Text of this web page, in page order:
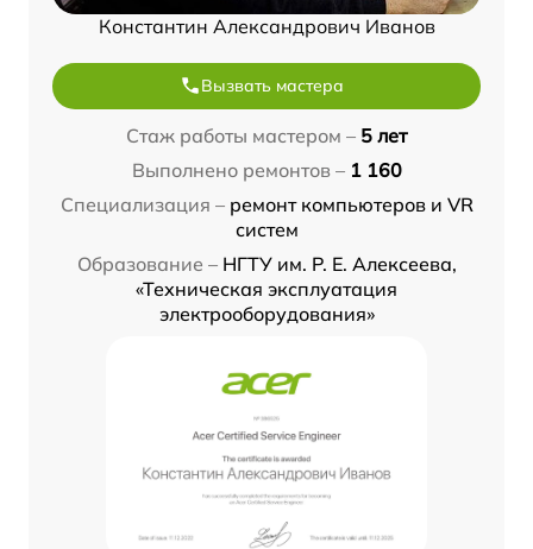
Константин Александрович Иванов
Вызвать мастера
Стаж работы мастером – 5 лет
Выполнено ремонтов – 1 160
Специализация – ремонт компьютеров и VR
систем
Образование – НГТУ им. Р. Е. Алексеева,
«Техническая эксплуатация
электрооборудования»